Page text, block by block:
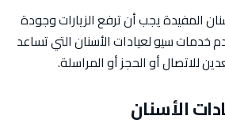
المفيدة يجب أن ترفع الزيارات وجودة
خدمات سيو لعيادات الأسنان التي تساعد
أو الحجز أو المراسلة.
الأسنان